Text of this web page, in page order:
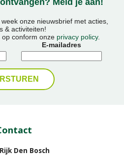
onze nieuwsbrief met acties,
& activiteiten!
conform onze privacy policy.
E-mailadres
Den Bosch